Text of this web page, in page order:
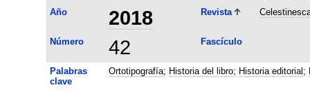
Año 2018 Revista
Número 42 Fascículo
Palabras
clave
Ortotipografía; Historia del libro; Historia editorial ;